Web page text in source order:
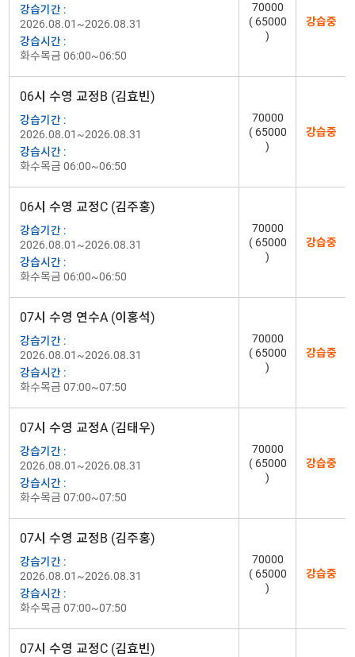
강습기간 :
2026.08.01~2026.08.31
강습시간 :
화수목금 06:00~06:50
70000
( 65000
)
강습중
06시 수영 교정B (김효빈)
강습기간 :
2026.08.01~2026.08.31
강습시간 :
화수목금 06:00~06:50
70000
( 65000
)
강습중
06시 수영 교정C (김주홍)
강습기간 :
2026.08.01~2026.08.31
강습시간 :
화수목금 06:00~06:50
70000
( 65000
)
강습중
07시 수영 연수A (이홍석)
강습기간 :
2026.08.01~2026.08.31
강습시간 :
화수목금 07:00~07:50
70000
( 65000
)
강습중
07시 수영 교정A (김태우)
강습기간 :
2026.08.01~2026.08.31
강습시간 :
화수목금 07:00~07:50
70000
( 65000
)
강습중
07시 수영 교정B (김주홍)
강습기간 :
2026.08.01~2026.08.31
강습시간 :
화수목금 07:00~07:50
70000
( 65000
)
강습중
07시 수영 교정C (김효빈)